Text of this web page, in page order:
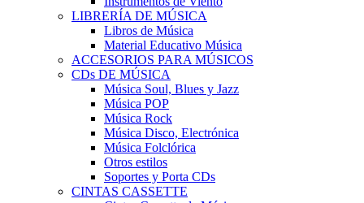
LIBRERÍA DE MÚSICA
Libros de Música
Material Educativo Música
ACCESORIOS PARA MÚSICOS
CDs DE MÚSICA
Música Soul, Blues y Jazz
Música POP
Música Rock
Música Disco, Electrónica
Música Folclórica
Otros estilos
Soportes y Porta CDs
CINTAS CASSETTE